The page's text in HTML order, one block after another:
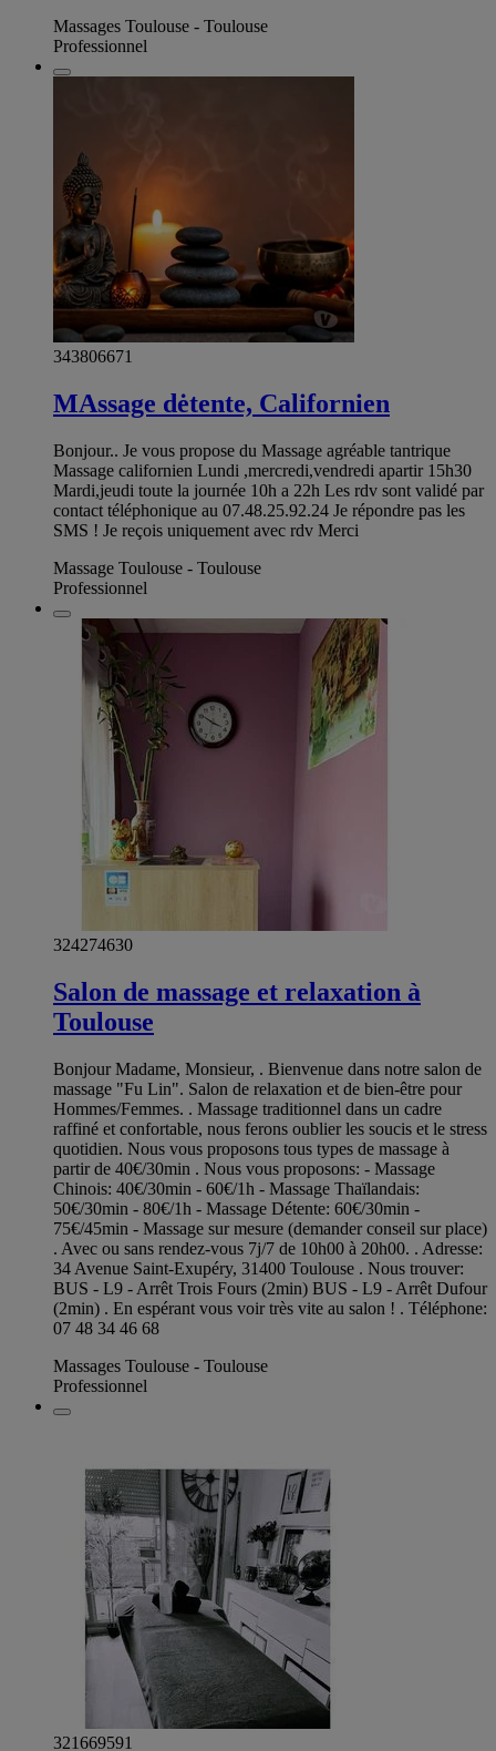
Massages Toulouse - Toulouse
Professionnel
343806671
MAssage dėtente, Californien
Bonjour.. Je vous propose du Massage agréable tantrique
Massage californien Lundi ,mercredi,vendredi apartir 15h30
Mardi,jeudi toute la journée 10h a 22h Les rdv sont validé par
contact téléphonique au 07.48.25.92.24 Je répondre pas les
SMS ! Je reçois uniquement avec rdv Merci
Massage Toulouse - Toulouse
Professionnel
324274630
Salon de massage et relaxation à
Toulouse
Bonjour Madame, Monsieur, . Bienvenue dans notre salon de
massage "Fu Lin". Salon de relaxation et de bien-être pour
Hommes/Femmes. . Massage traditionnel dans un cadre
raffiné et confortable, nous ferons oublier les soucis et le stress
quotidien. Nous vous proposons tous types de massage à
partir de 40€/30min . Nous vous proposons: - Massage
Chinois: 40€/30min - 60€/1h - Massage Thaïlandais:
50€/30min - 80€/1h - Massage Détente: 60€/30min -
75€/45min - Massage sur mesure (demander conseil sur place)
. Avec ou sans rendez-vous 7j/7 de 10h00 à 20h00. . Adresse:
34 Avenue Saint-Exupéry, 31400 Toulouse . Nous trouver:
BUS - L9 - Arrêt Trois Fours (2min) BUS - L9 - Arrêt Dufour
(2min) . En espérant vous voir très vite au salon ! . Téléphone:
07 48 34 46 68
Massages Toulouse - Toulouse
Professionnel
321669591